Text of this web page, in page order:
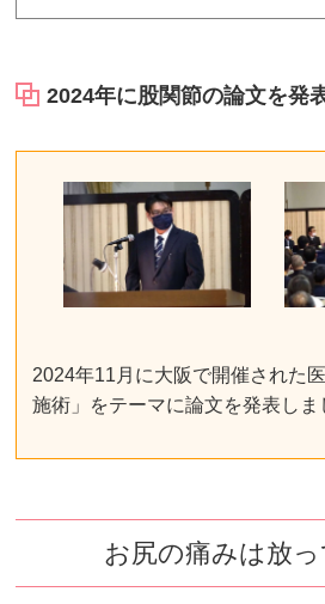
2024年に股関節の論文を発
2024年11月に大阪で開催された
施術」をテーマに論文を発表しま
お尻の痛みは放っ